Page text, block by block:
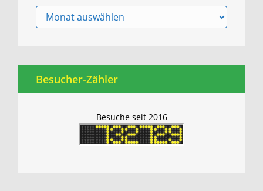
Archiv
Besucher-Zähler
Besuche seit 2016